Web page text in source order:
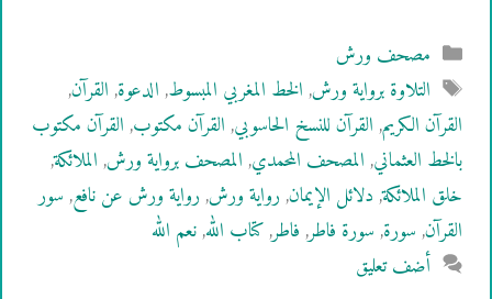
التصنيفات
مصحف ورش
الوسوم
التلاوة برواية ورش,الخط المغربي المبسوط,الدعوة,القرآن,
القرآن الكريم,القرآن للنسخ الحاسوبي,القرآن مكتوب,القرآن مكتوب
بالخط العثماني,المصحف المحمدي,المصحف برواية ورش,الملائكة,
خلق الملائكة,دلائل الإيمان,رواية ورش,رواية ورش عن نافع,سور
القرآن,سورة,سورة فاطر,فاطر,كتاب الله,نعم الله
أضف تعليق